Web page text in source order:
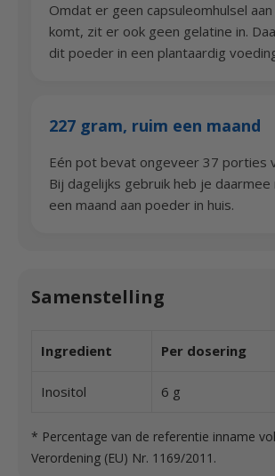
Omdat er geen capsuleomhulsel
komt, zit er ook geen gelatine in.
dit poeder in een plantaardig
227 gram, ruim een maand
Eén pot bevat ongeveer 37 porties
Bij dagelijks gebruik heb je daarmee
een maand aan poeder in huis.
Samenstelling
Ingredient Per dosering
Inositol 6 g
* Percentage van de referentie inname
Verordening (EU) Nr. 1169/2011.